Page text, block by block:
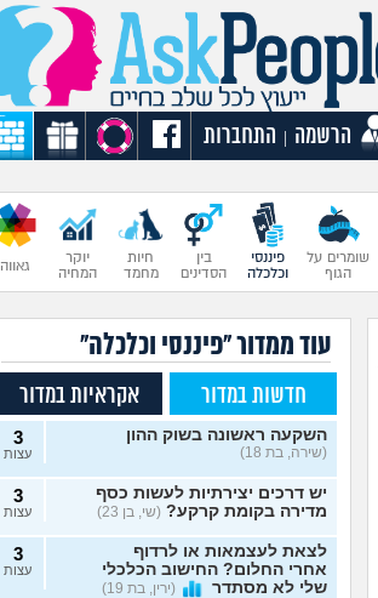
הרשמה התחברות
שומרים על
הגוף
פיננסי
וכלכלה
בין
הסדינים
חיות
מחמד
יוקר
המחיה
גאווה
עוד ממדור "פיננסי וכלכלה"
חדשות במדור אקראיות במדור
השקעה ראשונה בשוק ההון
(שירה, בת 18)
3
עצות
יש דרכים יצירתיות לעשות כסף
מדירה בקומת קרקע? (שי, בן 23)
3
עצות
לצאת לעצמאות או לרדוף
אחרי החלום? החישוב הכלכלי
שלי לא מסתדר
(ירין, בת 19)
3
עצות